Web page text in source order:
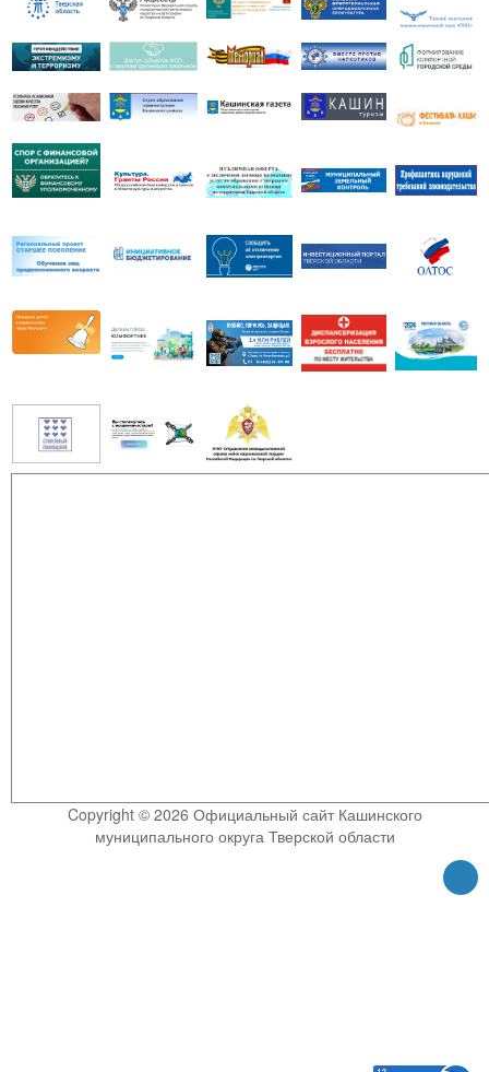
Copyright © 2026 Официальный сайт Кашинского
муниципального округа Тверской области